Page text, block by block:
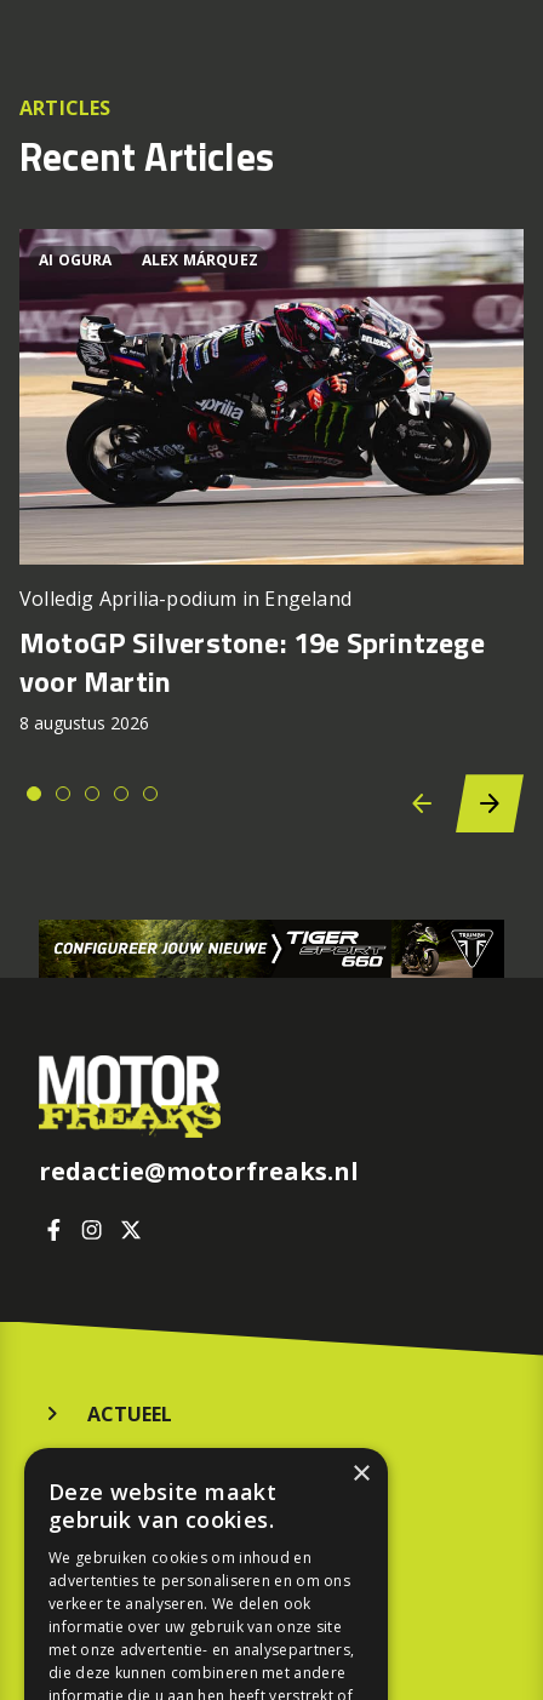
ARTICLES
Recent Articles
AI OGURA ALEX MÁRQUEZ
Volledig Aprilia-podium in Engeland
MotoGP Silverstone: 19e Sprintzege
voor Martin
8 augustus 2026
redactie@motorfreaks.nl
ACTUEEL
KOOPGIDS
TESTEN
SPORT
REPORTAGE
×
Deze website maakt
gebruik van cookies.
We gebruiken cookies om inhoud en
advertenties te personaliseren en om ons
verkeer te analyseren. We delen ook
informatie over uw gebruik van onze site
met onze advertentie- en analysepartners,
die deze kunnen combineren met andere
informatie die u aan hen heeft verstrekt of